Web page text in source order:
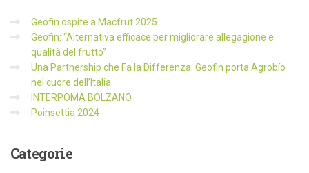
Geofin ospite a Macfrut 2025
Geofin: “Alternativa efficace per migliorare allegagione e
qualità del frutto”
Una Partnership che Fa la Differenza: Geofin porta Agrobío
nel cuore dell’Italia
INTERPOMA BOLZANO
Poinsettia 2024
Categorie